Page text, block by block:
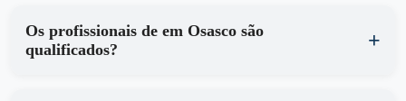
Os profissionais de em Osasco são
qualificados?